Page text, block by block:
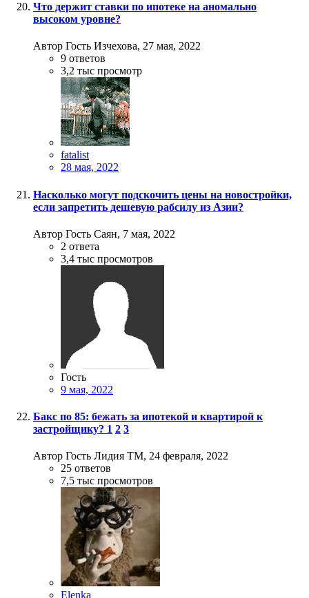
Что держит ставки по ипотеке на аномально
высоком уровне?
Автор Гость Изчехова, 27 мая, 2022
9 ответов
3,2 тыс просмотр
fatalist
28 мая, 2022
Насколько могут подскочить цены на новостройки,
если запретить дешевую рабсилу из Азии?
Автор Гость Саян, 7 мая, 2022
2 ответа
3,4 тыс просмотров
Гость
9 мая, 2022
Бакс по 85: бежать за ипотекой и квартирой к
застройщику? 1 2 3
Автор Гость Лидия ТМ, 24 февраля, 2022
25 ответов
7,5 тыс просмотров
Elenka